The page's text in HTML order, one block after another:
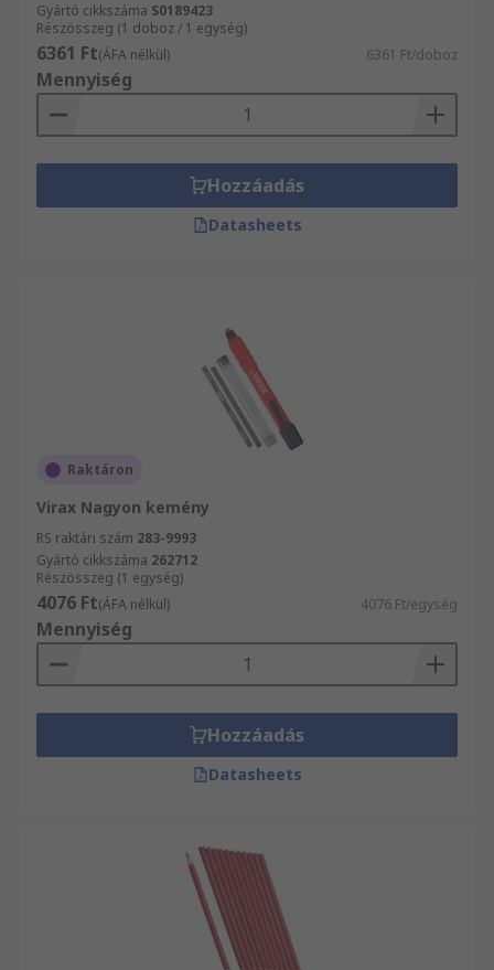
Gyártó cikkszáma S0189423
Részösszeg (1 doboz / 1 egység)
6361 Ft(ÁFA nélkül) 6361 Ft/doboz
Mennyiség
Hozzáadás
Datasheets
Raktáron
Virax Nagyon kemény
RS raktári szám 283-9993
Gyártó cikkszáma 262712
Részösszeg (1 egység)
4076 Ft(ÁFA nélkül) 4076 Ft/egység
Mennyiség
Hozzáadás
Datasheets